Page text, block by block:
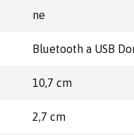
ne
Bluetooth a USB
10,7 cm
2,7 cm